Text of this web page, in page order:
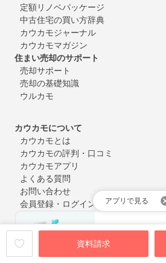
資料請求
アプリで見る
定額リノベパッケージ
中古住宅の買い方辞典
カウカモジャーナル
カウカモマガジン
住まい売却のサポート
売却サポート
売却の基礎知識
ウルカモ
カウカモについて
カウカモとは
カウカモの評判・口コミ
カウカモアプリ
よくある質問
お問い合わせ
会員登録・ログイン